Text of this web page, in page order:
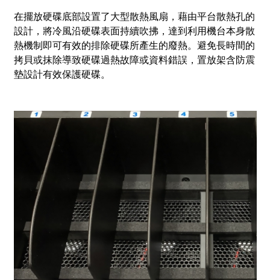
在擺放硬碟底部設置了大型散熱風扇，藉由平台散熱孔的
設計，將冷風沿硬碟表面持續吹拂，達到利用機台本身散
熱機制即可有效的排除硬碟所產生的廢熱。避免長時間的
拷貝或抹除導致硬碟過熱故障或資料錯誤，置放架含防震
墊設計有效保護硬碟。